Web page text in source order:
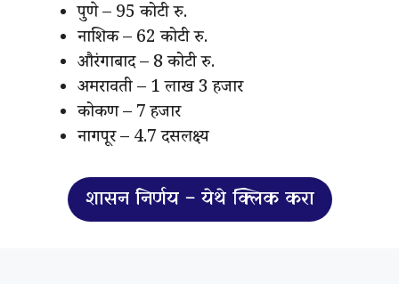
पुणे – 95 कोटी रु.
नाशिक – 62 कोटी रु.
औरंगाबाद – 8 कोटी रु.
अमरावती – 1 लाख 3 हजार
कोकण – 7 हजार
नागपूर – 4.7 दसलक्ष्य
शासन निर्णय – येथे क्लिक करा